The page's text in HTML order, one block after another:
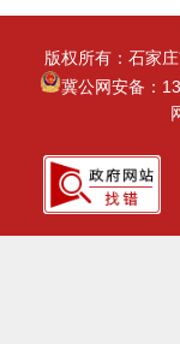
版权所有：石家
冀公网安备：